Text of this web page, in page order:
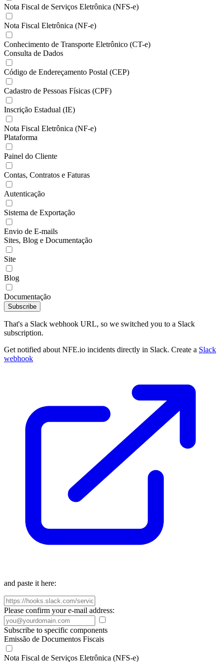
Nota Fiscal de Serviços Eletrônica (NFS-e)
Nota Fiscal Eletrônica (NF-e)
Conhecimento de Transporte Eletrônico (CT-e)
Consulta de Dados
Código de Endereçamento Postal (CEP)
Cadastro de Pessoas Físicas (CPF)
Inscrição Estadual (IE)
Nota Fiscal Eletrônica (NF-e)
Plataforma
Painel do Cliente
Contas, Contratos e Faturas
Autenticação
Sistema de Exportação
Envio de E-mails
Sites, Blog e Documentação
Site
Blog
Documentação
Subscribe
That's a Slack webhook URL, so we switched you to a Slack
subscription.
Get notified about NFE.io incidents directly in Slack. Create a Slack
webhook
and paste it here:
Please confirm your e-mail address:
Subscribe to specific components
Emissão de Documentos Fiscais
Nota Fiscal de Serviços Eletrônica (NFS-e)